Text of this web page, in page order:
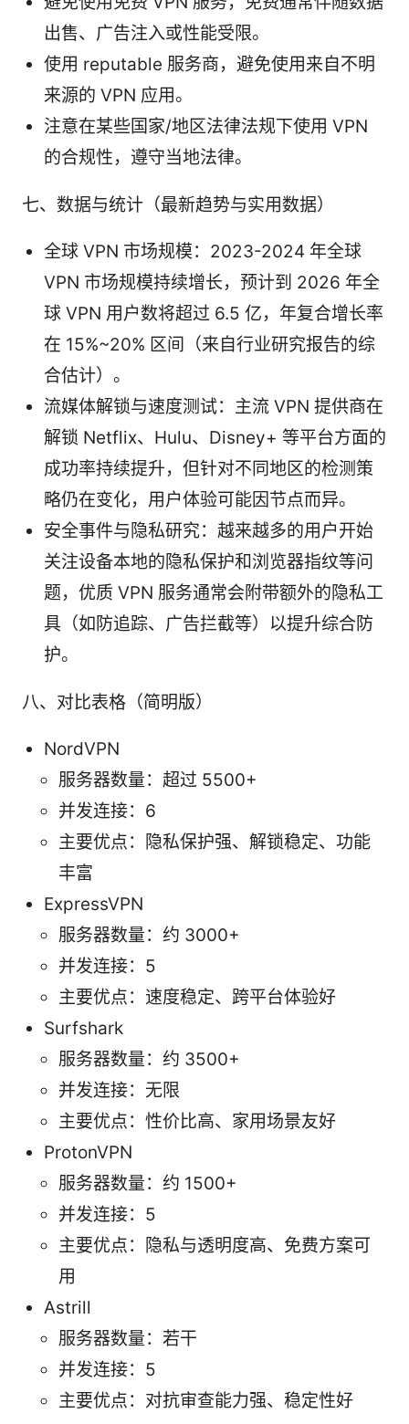
出售、广告注入或性能受限。
使用 reputable 服务商，避免使用来自不明
来源的 VPN 应用。
注意在某些国家/地区法律法规下使用 VPN
的合规性，遵守当地法律。
七、数据与统计（最新趋势与实用数据）
全球 VPN 市场规模：2023-2024 年全球
VPN 市场规模持续增长，预计到 2026 年全
球 VPN 用户数将超过 6.5 亿，年复合增长率
在 15%~20% 区间（来自行业研究报告的综
合估计）。
流媒体解锁与速度测试：主流 VPN 提供商在
解锁 Netflix、Hulu、Disney+ 等平台方面的
成功率持续提升，但针对不同地区的检测策
略仍在变化，用户体验可能因节点而异。
安全事件与隐私研究：越来越多的用户开始
关注设备本地的隐私保护和浏览器指纹等问
题，优质 VPN 服务通常会附带额外的隐私工
具（如防追踪、广告拦截等）以提升综合防
护。
八、对比表格（简明版）
NordVPN
服务器数量：超过 5500+
并发连接：6
主要优点：隐私保护强、解锁稳定、功能
丰富
ExpressVPN
服务器数量：约 3000+
并发连接：5
主要优点：速度稳定、跨平台体验好
Surfshark
服务器数量：约 3500+
并发连接：无限
主要优点：性价比高、家用场景友好
ProtonVPN
服务器数量：约 1500+
并发连接：5
主要优点：隐私与透明度高、免费方案可
用
Astrill
服务器数量：若干
并发连接：5
主要优点：对抗审查能力强、稳定性好